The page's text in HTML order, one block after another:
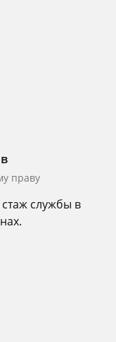
праву
службы в